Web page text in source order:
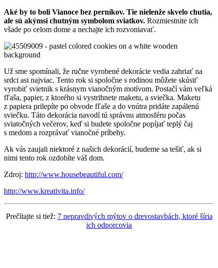
Aké by to boli Vianoce bez perníkov. Tie nielenže skvelo chutia,
ale sú akýmsi chutným symbolom sviatkov. Rozmiestnite ich
všade po celom dome a nechajte ich rozvoniavať.
Už sme spomínali, že ručne vyrobené dekorácie vedia zahriať na
srdci asi najviac. Tento rok si spoločne s rodinou môžete skúsiť
vyrobiť svietnik s krásnym vianočným motívom. Postačí vám veľká
fľaša, papier, z ktorého si vystrihnete maketu, a sviečka. Maketu
z papiera prilepíte po obvode fľaše a do vnútra pridáte zapálenú
sviečku. Táto dekorácia navodí tú správnu atmosféru počas
sviatočných večerov, keď si budete spoločne popíjať teplý čaj
s medom a rozprávať vianočné príbehy.
Ak vás zaujali niektoré z našich dekorácií, budeme sa tešiť, ak si
nimi tento rok ozdobíte váš dom.
Zdroj: http://www.housebeautiful.com/
http://www.kreativita.info/
Prečítajte si tiež: 7 nepravdivých mýtov o drevostavbách, ktoré šíria
ich odporcovia